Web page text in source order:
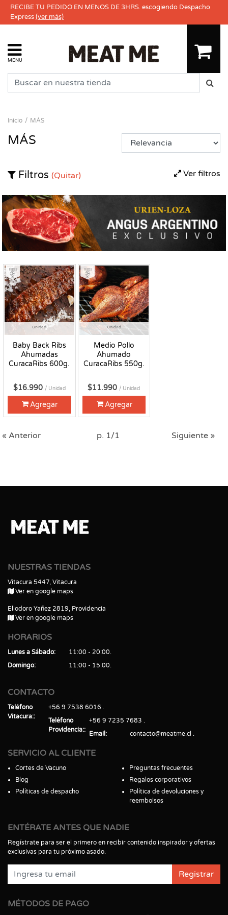
RECIBE TU PEDIDO EN MENOS DE 3HRS. escogiendo Despacho
Express(ver más)
MENU
Inicio MÁS
MÁS
Ver filtros
Filtros (Quitar)
Unidad
Baby Back Ribs
Ahumadas
CuracaRibs 600g.
Fresco
$16.990 / Unidad
Agregar
Unidad
Medio Pollo
Ahumado
CuracaRibs 550g.
Fresco
$11.990 / Unidad
Agregar
« Anterior p. 1/1 Siguiente »
NUESTRAS TIENDAS
Vitacura 5447, Vitacura
Ver en google maps
Eliodoro Yañez 2819, Providencia
Ver en google maps
HORARIOS
Lunes a Sábado
11:00 - 20:00
Domingo
11:00 - 15:00
CONTACTO
Teléfono
Vitacura:
+56 9 7538 6016
Teléfono
Providencia:
+56 9 7235 7683
Email
contacto@meatme.cl
SERVICIO AL CLIENTE
Cortes de Vacuno
Blog
Políticas de despacho
Preguntas frecuentes
Regalos corporativos
Política de devoluciones y
reembolsos
ENTÉRATE ANTES QUE NADIE
Regístrate para ser el primero en recibir contenido inspirador y ofertas
exclusivas para tu próximo asado.
Registrar
MÉTODOS DE PAGO